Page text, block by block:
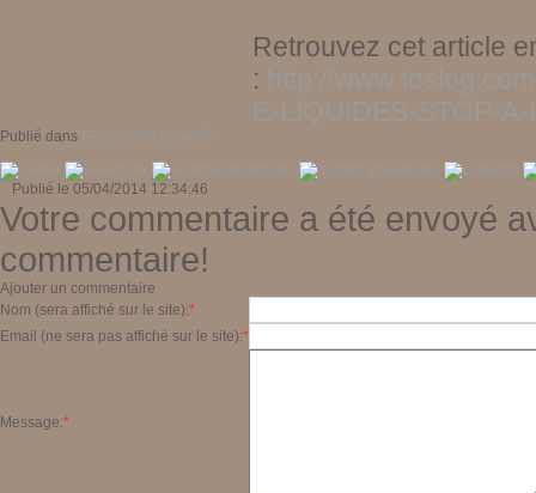
Retrouvez cet article
: http://
E-LIQUIDES-STOP-
Publié dans E-Cigarette et Santé
Publié le 05/04/2014 12:34:46
Votre commentaire a été envoyé
commentaire!
Ajouter un commentaire
Nom (sera affiché sur le site):*
Email (ne sera pas affiché sur le site):*
Message:*